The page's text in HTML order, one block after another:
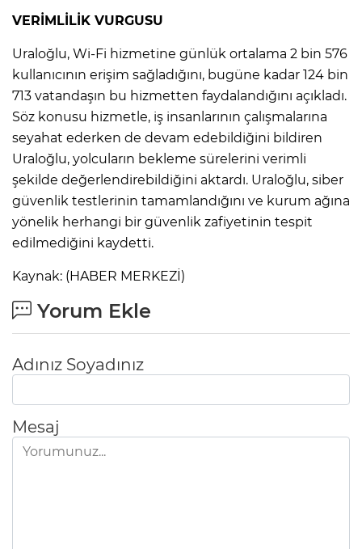
VERİMLİLİK VURGUSU
Uraloğlu, Wi-Fi hizmetine günlük ortalama 2 bin 576
kullanıcının erişim sağladığını, bugüne kadar 124 bin
713 vatandaşın bu hizmetten faydalandığını açıkladı.
Söz konusu hizmetle, iş insanlarının çalışmalarına
seyahat ederken de devam edebildiğini bildiren
Uraloğlu, yolcuların bekleme sürelerini verimli
şekilde değerlendirebildiğini aktardı. Uraloğlu, siber
güvenlik testlerinin tamamlandığını ve kurum ağına
yönelik herhangi bir güvenlik zafiyetinin tespit
edilmediğini kaydetti.
Kaynak: (HABER MERKEZİ)
Yorum Ekle
Adınız Soyadınız
Mesaj